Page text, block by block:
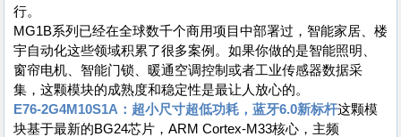
行。
MG1B系列已经在全球数千个商用项目中部署过，智能家居、楼
宇自动化这些领域积累了很多案例。如果你做的是智能照明、
窗帘电机、智能门锁、暖通空调控制或者工业传感器数据采
集，这颗模块的成熟度和稳定性是最让人放心的。
E76-2G4M10S1A：超小尺寸超低功耗，蓝牙6.0新标杆这颗模
块基于最新的BG24芯片，ARM Cortex-M33核心，主频